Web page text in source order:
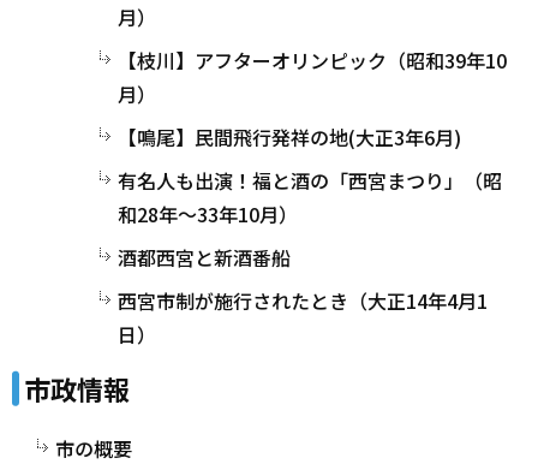
月）
【枝川】アフターオリンピック（昭和39年10
月）
【鳴尾】民間飛行発祥の地(大正3年6月)
有名人も出演！福と酒の「西宮まつり」（昭
和28年～33年10月）
酒都西宮と新酒番船
西宮市制が施行されたとき（大正14年4月1
日）
市政情報
市の概要